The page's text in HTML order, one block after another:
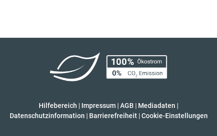
Hilfebereich | Impressum |AGB | Mediadaten |
Datenschutzinformation | Barrierefreiheit | Cookie-Einstellungen